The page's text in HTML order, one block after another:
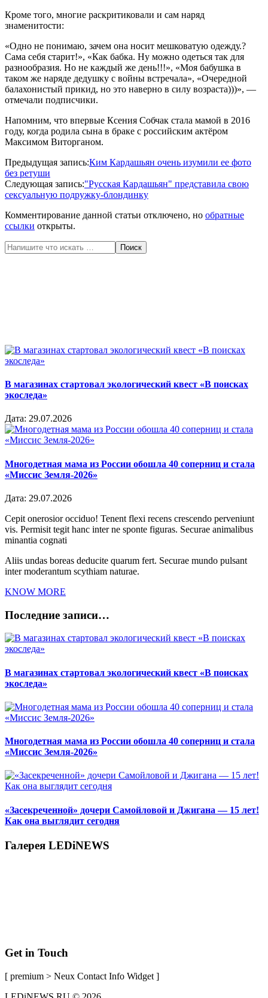
Кроме того, многие раскритиковали и сам наряд
знаменитости:
«Одно не понимаю, зачем она носит мешковатую одежду.?
Сама себя старит!», «Как бабка. Ну можно одеться так для
разнообразия. Но не каждый же день!!!», «Моя бабушка в
таком же наряде дедушку с войны встречала», «Очередной
балахонистый прикид, но это наверно в силу возраста)))», —
отмечали подписчики.
Напомним, что впервые Ксения Собчак стала мамой в 2016
году, когда родила сына в браке с российским актёром
Максимом Виторганом.
2017-
10-
08
Предыдущая запись:Ким Кардашьян очень изумили ее фото
без ретуши
Следующая запись:"Русская Кардашьян" представила свою
сексуальную подружку-блондинку
Комментирование данной статьи отключено, но обратные
ссылки открыты.
Поиск
В магазинах стартовал экологический квест «В поисках
экоследа»
Дата: 29.07.2026
Многодетная мама из России обошла 40 соперниц и стала
«Миссис Земля-2026»
Дата: 29.07.2026
Cepit onerosior occiduo! Tenent flexi recens crescendo perveniunt
vis. Permisit tegit hanc inter ne sponte figuras. Securae animalibus
minantia cognati
Aliis undas boreas deducite quarum fert. Securae mundo pulsant
inter moderantum scythiam naturae.
KNOW MORE
Последние записи…
В магазинах стартовал экологический квест «В поисках
экоследа»
Многодетная мама из России обошла 40 соперниц и стала
«Миссис Земля-2026»
«Засекреченной» дочери Самойловой и Джигана — 15 лет!
Как она выглядит сегодня
Галерея LEDiNEWS
Get in Touch
[ premium > Neux Contact Info Widget ]